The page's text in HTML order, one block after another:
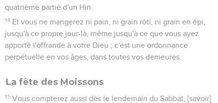
quatrième partie d'un Hin.
14 Et vous ne mangerez ni pain, ni grain rôti, ni grain en épi,
jusqu'à ce propre jour-là, même jusqu'à ce que vous ayez
apporté l'offrande à votre Dieu ; c'est une ordonnance
perpétuelle en vos âges, dans toutes vos demeures.
La fête des Moissons
15 Vous compterez aussi dès le lendemain du Sabbat, [savoir]